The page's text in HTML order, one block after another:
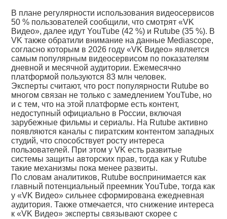
В плане регулярности использования видеосервисов
50 % пользователей сообщили, что смотрят «VK
Видео», далее идут YouTube (42 %) и Rutube (35 %). В
VK также обратили внимание на данные Mediascope,
согласно которым в 2026 году «VK Видео» является
самым популярным видеосервисом по показателям
дневной и месячной аудитории. Ежемесячно
платформой пользуются 83 млн человек.
Эксперты считают, что рост популярности Rutube во
многом связан не только с замедлением YouTube, но
и с тем, что на этой платформе есть контент,
недоступный официально в России, включая
зарубежные фильмы и сериалы. На Rutube активно
появляются каналы с пиратским контентом западных
студий, что способствует росту интереса
пользователей. При этом у VK есть развитые
системы защиты авторских прав, тогда как у Rutube
такие механизмы пока менее развиты.
По словам аналитиков, Rutube воспринимается как
главный потенциальный преемник YouTube, тогда как
у «VK Видео» сильнее сформирована ежедневная
аудитория. Также отмечается, что снижение интереса
к «VK Видео» эксперты связывают скорее с